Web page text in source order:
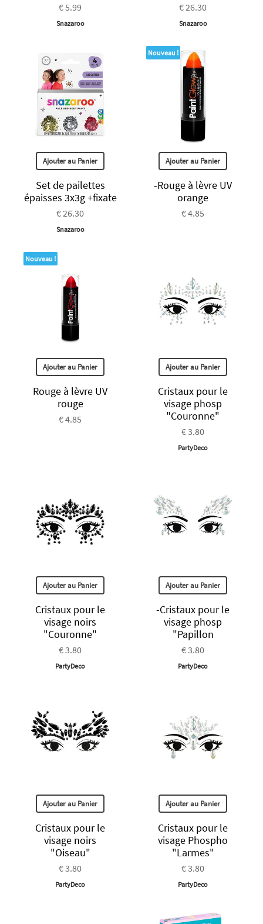
€ 5.99
Snazaroo
€ 26.30
Snazaroo
Ajouter au Panier
Set de pailettes
épaisses 3x3g +fixate
€ 26.30
Snazaroo
Nouveau !
Ajouter au Panier
-Rouge à lèvre UV
orange
€ 4.85
Nouveau !
Ajouter au Panier
Rouge à lèvre UV
rouge
€ 4.85
Ajouter au Panier
Cristaux pour le
visage phosp
"Couronne"
€ 3.80
PartyDeco
Ajouter au Panier
Cristaux pour le
visage noirs
"Couronne"
€ 3.80
PartyDeco
Ajouter au Panier
-Cristaux pour le
visage phosp
"Papillon
€ 3.80
PartyDeco
Ajouter au Panier
Cristaux pour le
visage noirs
"Oiseau"
€ 3.80
PartyDeco
Ajouter au Panier
Cristaux pour le
visage Phospho
"Larmes"
€ 3.80
PartyDeco